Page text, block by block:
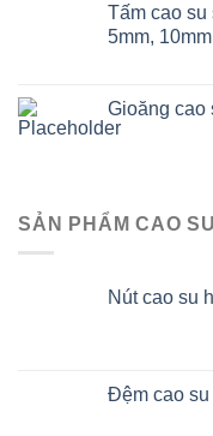
Tấm cao su
5mm,
Gioăng cao
SẢN PHẨM CAO
Nút cao su
Đệm cao su